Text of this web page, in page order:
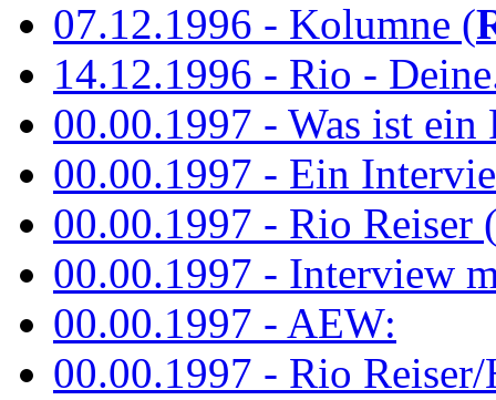
07.12.1996 - Kolumne (
14.12.1996 - Rio -
00.00.1997 - Was ist ein
00.00.1997 - Ein
00.00.1997 - Rio Reiser
00.00.1997 - Interview
00.00.1997 - AEW:
00.00.1997 - Rio Reiser/